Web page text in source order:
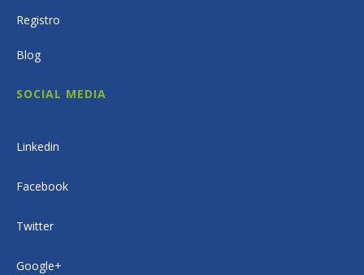
Registro
Blog
SOCIAL MEDIA
Linkedin
Facebook
Twitter
Google+